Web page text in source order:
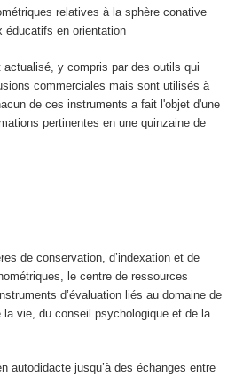
relatives à la sphère conative
éducatifs en orientation
actualisé, y compris par des outils qui
commerciales mais sont utilisés à
de ces instruments a fait l'objet d'une
pertinentes en une quinzaine de
de conservation, d’indexation et de
le centre de ressources
d’évaluation liés au domaine de
la vie, du conseil psychologique et de la
autodidacte jusqu’à des échanges entre